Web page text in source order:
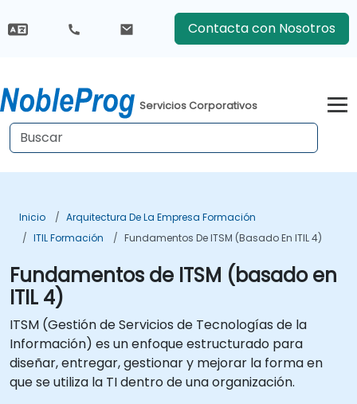
Contacta con Nosotros
Servicios Corporativos
Inicio
Arquitectura De La Empresa Formación
ITIL Formación
Fundamentos De ITSM (basado En ITIL 4)
Fundamentos de ITSM (basado en
ITIL 4)
ITSM (Gestión de Servicios de Tecnologías de la
Información) es un enfoque estructurado para
diseñar, entregar, gestionar y mejorar la forma en
que se utiliza la TI dentro de una organización.